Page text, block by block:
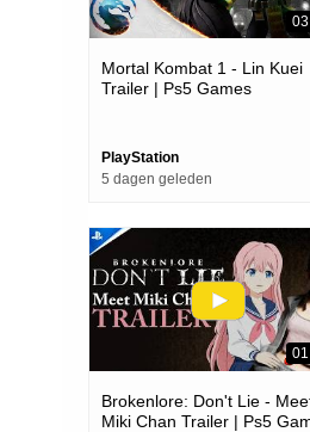
Mortal Kombat 1 - Lin Kuei
Trailer | Ps5 Games
PlayStation
5 dagen geleden
Brokenlore: Don't Lie -
Miki Chan Trailer | Ps5